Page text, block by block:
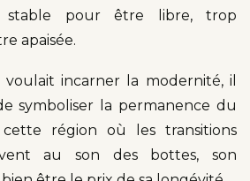
stable pour être libre, trop
apaisée.
voulait incarner la modernité, il
symboliser la permanence du
région où les transitions
au son des bottes, son